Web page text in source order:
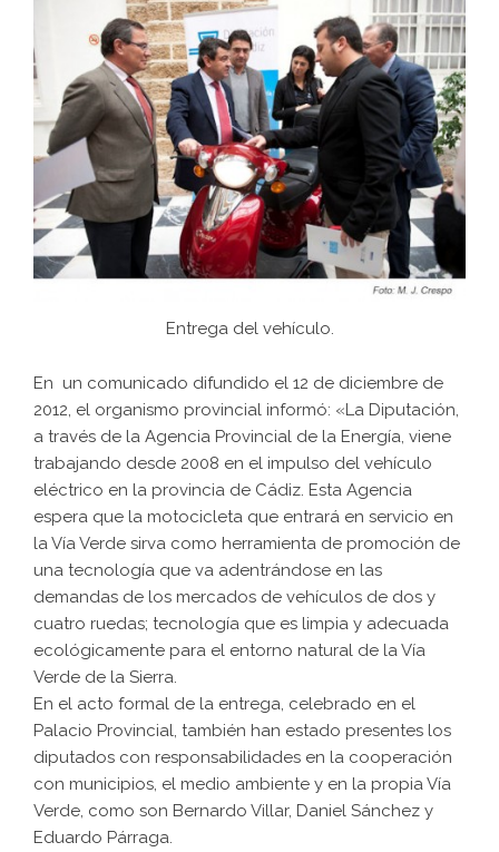
Entrega del vehículo.
En un comunicado difundido el 12 de diciembre de
2012, el organismo provincial informó: «La Diputación,
a través de la Agencia Provincial de la Energía, viene
trabajando desde 2008 en el impulso del vehículo
eléctrico en la provincia de Cádiz. Esta Agencia
espera que la motocicleta que entrará en servicio en
la Vía Verde sirva como herramienta de promoción de
una tecnología que va adentrándose en las
demandas de los mercados de vehículos de dos y
cuatro ruedas; tecnología que es limpia y adecuada
ecológicamente para el entorno natural de la Vía
Verde de la Sierra.
En el acto formal de la entrega, celebrado en el
Palacio Provincial, también han estado presentes los
diputados con responsabilidades en la cooperación
con municipios, el medio ambiente y en la propia Vía
Verde, como son Bernardo Villar, Daniel Sánchez y
Eduardo Párraga.